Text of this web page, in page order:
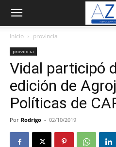
Inicio provincia
provincia
Vidal participó
edición de
Políticas de
Por Rodrigo - 02/10/2019